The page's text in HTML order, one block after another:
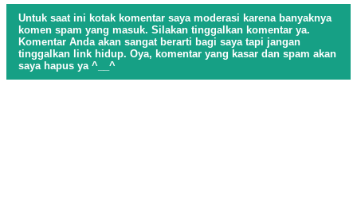
Untuk saat ini kotak komentar saya moderasi karena banyaknya
komen spam yang masuk. Silakan tinggalkan komentar ya.
Komentar Anda akan sangat berarti bagi saya tapi jangan
tinggalkan link hidup. Oya, komentar yang kasar dan spam akan
saya hapus ya ^__^